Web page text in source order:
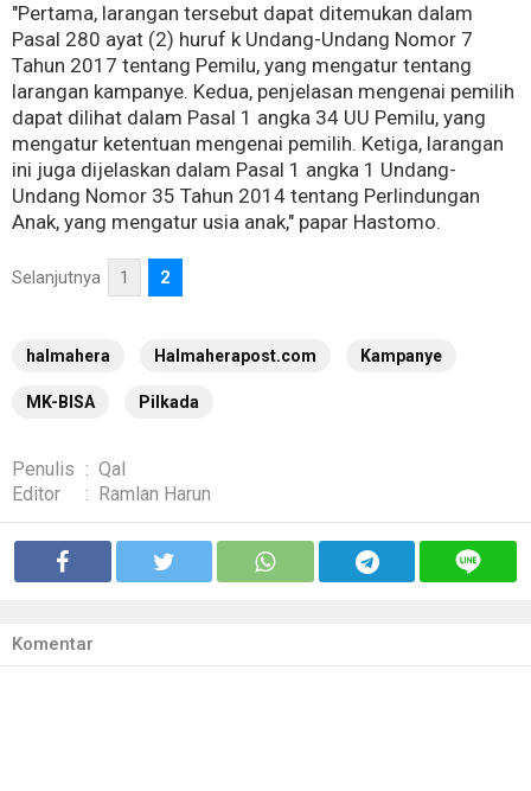
"Pertama, larangan tersebut dapat ditemukan dalam
Pasal 280 ayat (2) huruf k Undang-Undang Nomor 7
Tahun 2017 tentang Pemilu, yang mengatur tentang
larangan kampanye. Kedua, penjelasan mengenai pemilih
dapat dilihat dalam Pasal 1 angka 34 UU Pemilu, yang
mengatur ketentuan mengenai pemilih. Ketiga, larangan
ini juga dijelaskan dalam Pasal 1 angka 1 Undang-
Undang Nomor 35 Tahun 2014 tentang Perlindungan
Anak, yang mengatur usia anak," papar Hastomo.
Selanjutnya 1 2
halmahera Halmaherapost.com Kampanye
MK-BISA Pilkada
Penulis : Qal
Editor
: Ramlan Harun
Komentar